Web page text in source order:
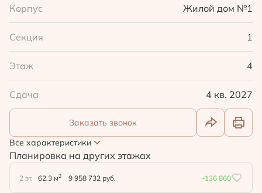
Корпус Жилой дом №1
Секция 1
Этаж 4
Сдача 4 кв. 2027
Заказать звонок
Все характеристики
Планировка на других этажах
2 эт. 62.3 м2 9 958 732 руб. -136 860